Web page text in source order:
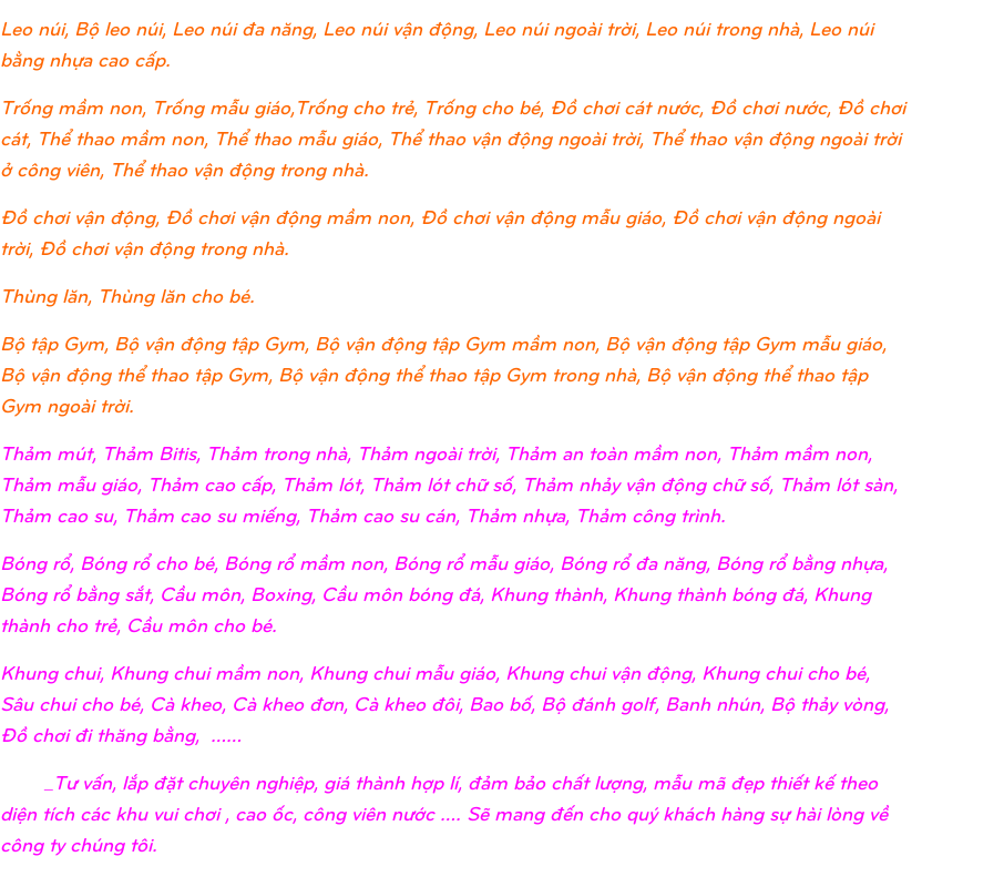
Leo núi, Bộ leo núi, Leo núi đa năng, Leo núi vận động, Leo núi ngoài trời, Leo núi trong nhà, Leo núi
bằng nhựa cao cấp.
Trống mầm non, Trống mẫu giáo,Trống cho trẻ, Trống cho bé, Đồ chơi cát nước, Đồ chơi nước, Đồ chơi
cát, Thể thao mầm non, Thể thao mẫu giáo, Thể thao vận động ngoài trời, Thể thao vận động ngoài trời
ở công viên, Thể thao vận động trong nhà.
Đồ chơi vận động, Đồ chơi vận động mầm non, Đồ chơi vận động mẫu giáo, Đồ chơi vận động ngoài
trời, Đồ chơi vận động trong nhà.
Thùng lăn, Thùng lăn cho bé.
Bộ tập Gym, Bộ vận động tập Gym, Bộ vận động tập Gym mầm non, Bộ vận động tập Gym mẫu giáo,
Bộ vận động thể thao tập Gym, Bộ vận động thể thao tập Gym trong nhà, Bộ vận động thể thao tập
Gym ngoài trời.
Thảm mút, Thảm Bitis, Thảm trong nhà, Thảm ngoài trời, Thảm an toàn mầm non, Thảm mầm non,
Thảm mẫu giáo, Thảm cao cấp, Thảm lót, Thảm lót chữ số, Thảm nhảy vận động chữ số, Thảm lót sàn,
Thảm cao su, Thảm cao su miếng, Thảm cao su cán, Thảm nhựa, Thảm công trình.
Bóng rổ, Bóng rổ cho bé, Bóng rổ mầm non, Bóng rổ mẫu giáo, Bóng rổ đa năng, Bóng rổ bằng nhựa,
Bóng rổ bằng sắt, Cầu môn, Boxing, Cầu môn bóng đá, Khung thành, Khung thành bóng đá, Khung
thành cho trẻ, Cầu môn cho bé.
Khung chui, Khung chui mầm non, Khung chui mẫu giáo, Khung chui vận động, Khung chui cho bé,
Sâu chui cho bé, Cà kheo, Cà kheo đơn, Cà kheo đôi, Bao bố, Bộ đánh golf, Banh nhún, Bộ thảy vòng,
Đồ chơi đi thăng bằng, ……
_Tư vấn, lắp đặt chuyên nghiệp, giá thành hợp lí, đảm bảo chất lượng, mẫu mã đẹp thiết kế theo
diện tích các khu vui chơi , cao ốc, công viên nước …. Sẽ mang đến cho quý khách hàng sự hài lòng về
công ty chúng tôi.